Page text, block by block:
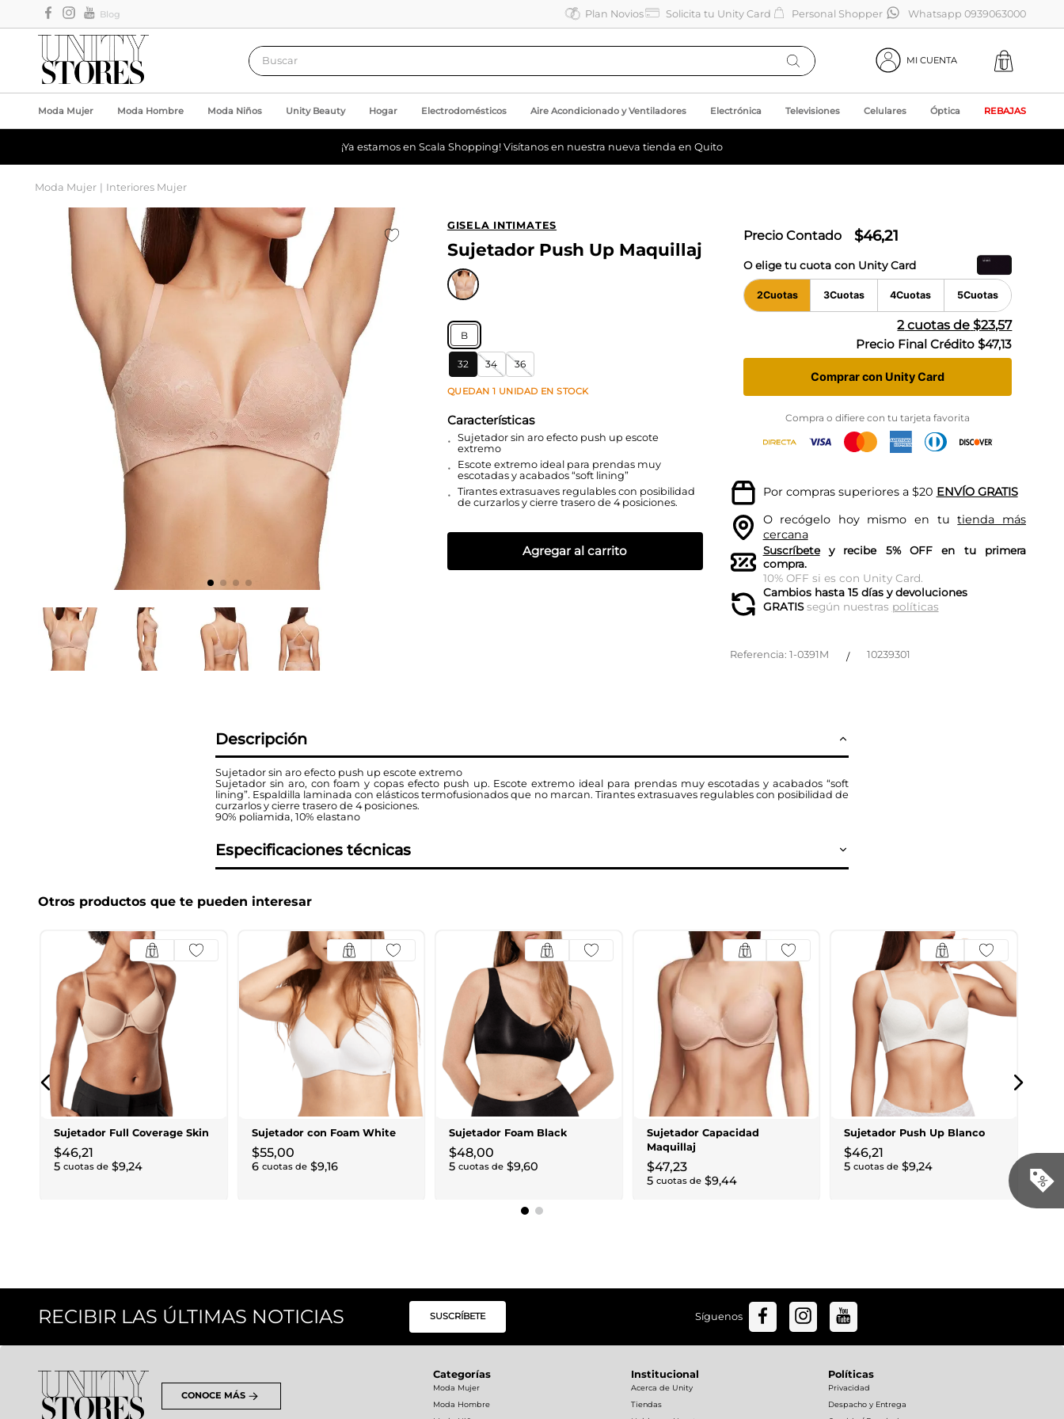
Blog Plan Novios Solicita tu Unity Card Personal Shopper Whatsapp 0939063000
Buscar
MI CUENTA
Moda Mujer Moda Hombre Moda Niños Unity Beauty Hogar Electrodomésticos Aire Acondicionado y Ventiladores Electrónica Televisiones Celulares Óptica REBAJAS
¡Ya estamos en Scala Shopping! Visítanos en nuestra nueva tienda en Quito
Moda Mujer Interiores Mujer
GISELA INTIMATES
Sujetador Push Up Maquillaj
32 34 36
B
QUEDAN 1 UNIDAD EN STOCK
Características
Sujetador sin aro efecto push up escote
extremo
Escote extremo ideal para prendas muy
escotadas y acabados “soft lining”
Tirantes extrasuaves regulables con posibilidad
de curzarlos y cierre trasero de 4 posiciones.
Agregar al carrito
Precio Contado $46,21
O elige tu cuota con Unity Card
2Cuotas 3Cuotas 4Cuotas 5Cuotas
2cuotas de $23,57
Precio Final Crédito $47,13
Comprar con Unity Card
Compra o difiere con tu tarjeta favorita
Por compras superiores a $20 ENVÍO GRATIS
O recógelo hoy mismo en tutienda más
cercana
Suscríbetey recibe 5% OFF en tu primera
compra.
10% OFF si es con Unity Card.
Cambios hasta 15 días y devoluciones
GRATISsegún nuestras políticas
Referencia: 1-0391M / 10239301
Descripción
Sujetador sin aro efecto push up escote extremo
Sujetador sin aro, con foam y copas efecto push up. Escote extremo ideal para prendas muy escotadas y acabados “soft
lining”. Espaldilla laminada con elásticos termofusionados que no marcan. Tirantes extrasuaves regulables con posibilidad de
curzarlos y cierre trasero de 4 posiciones.
90% poliamida, 10% elastano
Especificaciones técnicas
Otros productos que te pueden interesar
Sujetador Full Coverage Skin
$46,21
5 cuotas de $9,24
Sujetador con Foam White
$55,00
6 cuotas de $9,16
Sujetador Foam Black
$48,00
5 cuotas de $9,60
Sujetador Capacidad
Maquillaj
$47,23
5 cuotas de $9,44
Sujetador Push Up Blanco
$46,21
5 cuotas de $9,24
RECIBIR LAS ÚLTIMAS NOTICIAS SUSCRÍBETE Síguenos
CONOCE MÁS
Categorías
Moda Mujer
Moda Hombre
Institucional
Acerca de Unity
Tiendas
Políticas
Privacidad
Despacho y Entrega